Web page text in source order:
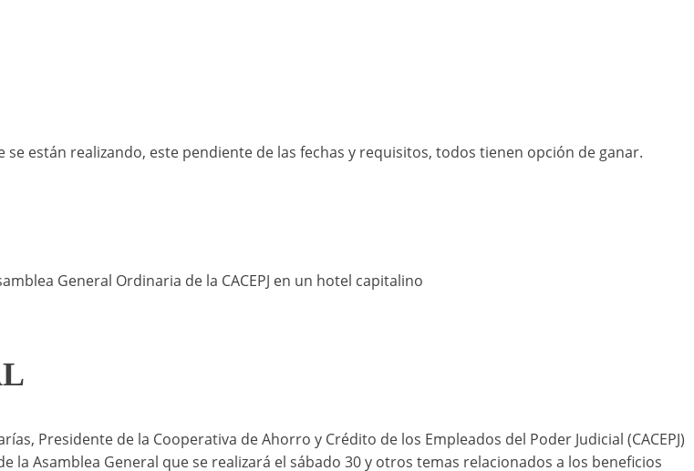
se están realizando, este pendiente de las fechas y requisitos, todos tienen opción de ganar.
General Ordinaria de la CACEPJ en un hotel capitalino
Presidente de la Cooperativa de Ahorro y Crédito de los Empleados del Poder Judicial (CACEPJ)
la Asamblea General que se realizará el sábado 30 y otros temas relacionados a los beneficios